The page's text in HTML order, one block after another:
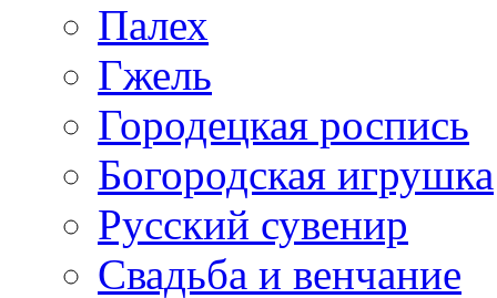
Палех
Гжель
Городецкая роспись
Богородская игрушка
Русский сувенир
Свадьба и венчание